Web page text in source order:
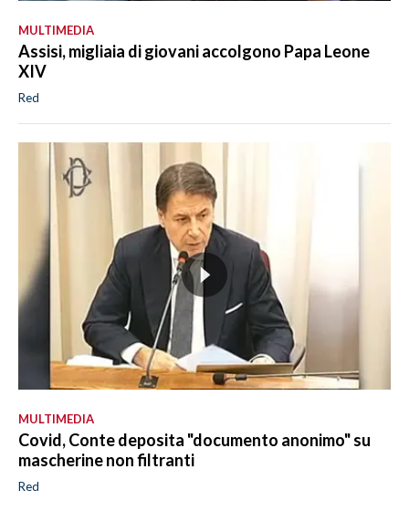
MULTIMEDIA
Assisi, migliaia di giovani accolgono Papa Leone
XIV
Red
MULTIMEDIA
Covid, Conte deposita "documento anonimo" su
mascherine non filtranti
Red